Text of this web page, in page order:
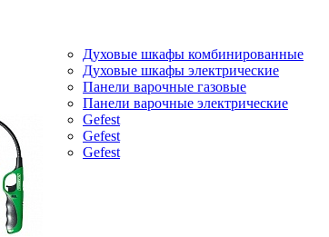
Духовые шкафы комбинированные
Духовые шкафы электрические
Панели варочные газовые
Панели варочные электрические
Gefest
Gefest
Gefest